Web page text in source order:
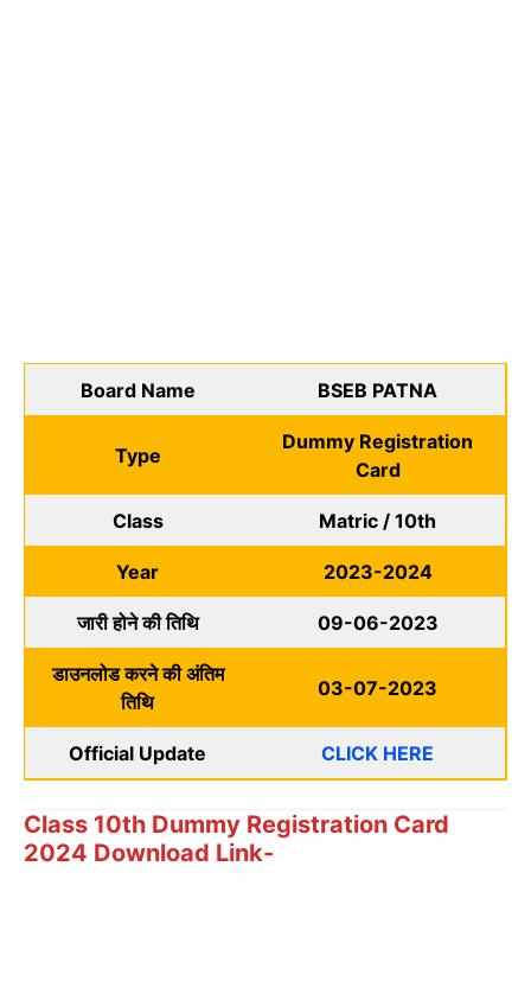
Board Name BSEB PATNA
Type
Dummy Registration
Card
Class Matric / 10th
Year 2023-2024
जारी होने की तिथि 09-06-2023
डाउनलोड करने की अंतिम
तिथि
03-07-2023
Official Update CLICK HERE
Class 10th Dummy Registration Card
2024 Download Link-